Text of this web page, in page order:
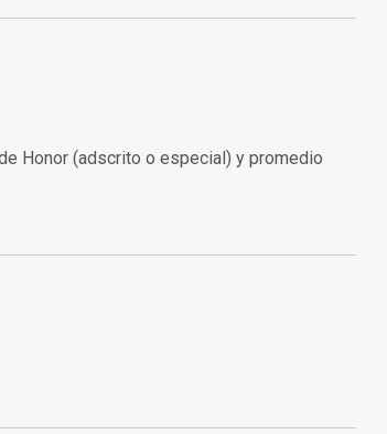
Honor (adscrito o especial) y promedio